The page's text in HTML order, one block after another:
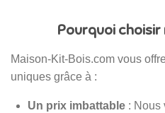
Pourquoi
Maison-Kit-Bois.com vous
uniques grâce à :
Un prix imbattable : Nous